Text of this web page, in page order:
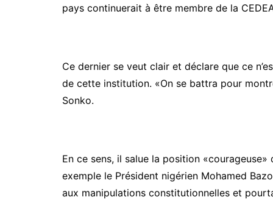
pays continuerait à être membre de la
Ce dernier se veut clair et déclare que ce
de cette institution. «On se battra pour
Sonko.
En ce sens, il salue la position
exemple le Président nigérien Mohamed
aux manipulations constitutionnelles et